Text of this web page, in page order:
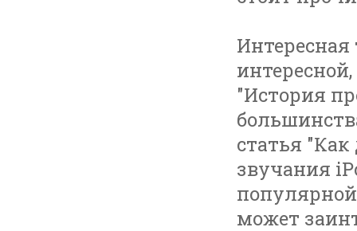
"История
статья
звучания
может